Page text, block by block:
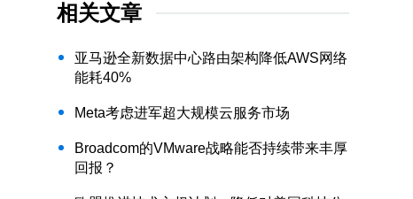
相关文章
亚马逊全新数据中心路由架构降低AWS网络
能耗40%
Meta考虑进军超大规模云服务市场
Broadcom的VMware战略能否持续带来丰厚
回报？